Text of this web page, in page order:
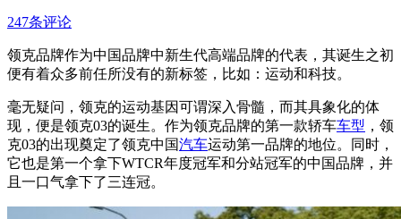
247条评论
领克品牌作为中国品牌中新生代高端品牌的代表，其诞生之初
便有着众多前任所没有的新标签，比如：运动和科技。
毫无疑问，领克的运动基因可谓深入骨髓，而其具象化的体
现，便是领克03的诞生。作为领克品牌的第一款轿车车型 ，领
克03的出现奠定了领克中国汽车运动第一品牌的地位。同时，
它也是第一个拿下WTCR年度冠军和分站冠军的中国品牌，并
且一口气拿下了三连冠。